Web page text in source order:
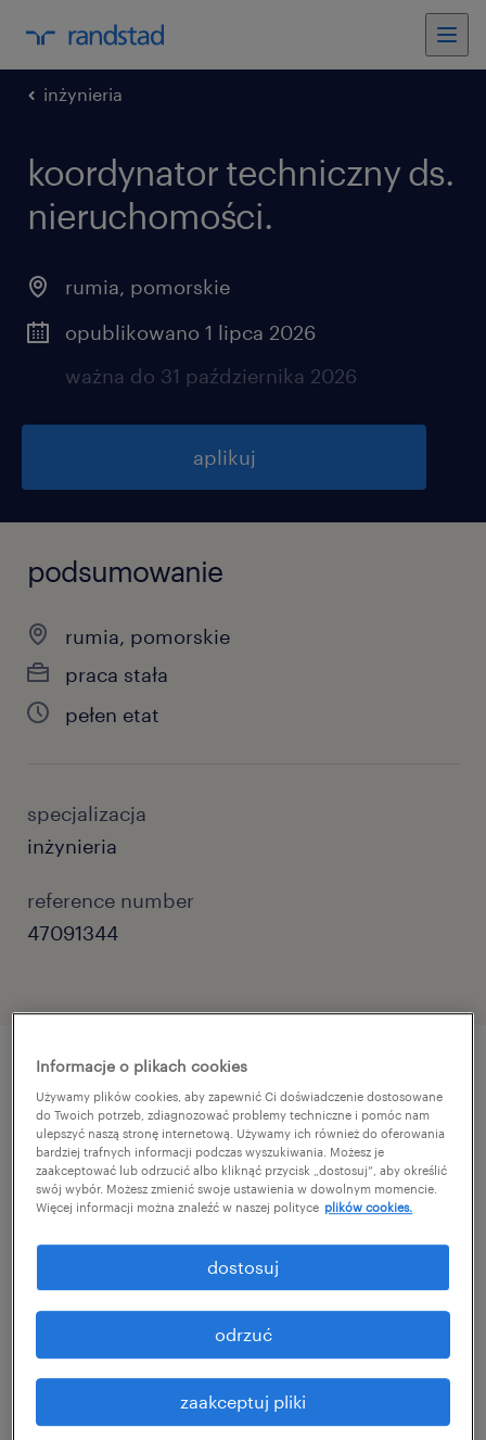
inżynieria
koordynator techniczny ds.
nieruchomości.
rumia, pomorskie
opublikowano 1 lipca 2026
ważna do 31 października 2026
aplikuj
podsumowanie
rumia, pomorskie
praca stała
pełen etat
specjalizacja
inżynieria
reference number
47091344
szczegóły oferty
Poszukujemy specjalisty, który obejmie
kluczowe stery w obszarze technicznym i
nieruchomości w rejonie Rumi, Redy i
Wejherowa.
Jeśli zarządzanie technicznym stanem
budynków to Twoja domena, potrafisz
koordynować pracę wykonawców, a dbałość
Informacje o plikach cookies
Używamy plików cookies, aby zapewnić Ci doświadczenie dostosowane
do Twoich potrzeb, zdiagnozować problemy techniczne i pomóc nam
ulepszyć naszą stronę internetową. Używamy ich również do oferowania
bardziej trafnych informacji podczas wyszukiwania. Możesz je
zaakceptować lub odrzucić albo kliknąć przycisk „dostosuj”, aby określić
swój wybór. Możesz zmienić swoje ustawienia w dowolnym momencie.
Więcej informacji można znaleźć w naszej polityce plików cookies.
zaakceptuj pliki
odrzuć
dostosuj